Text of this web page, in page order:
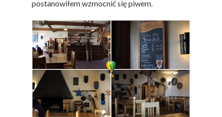
postanowiłem wzmocnić się piwem.